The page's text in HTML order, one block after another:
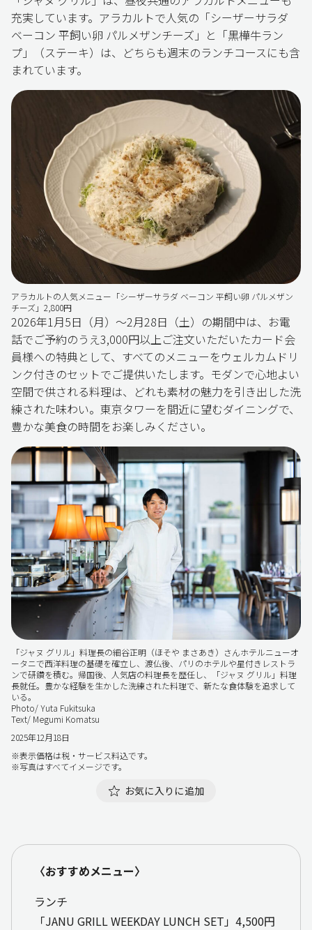
充実しています。アラカルトで人気の「シーザーサラダ
ベーコン 平飼い卵 パルメザンチーズ」と「黒樺牛ラン
プ」（ステーキ）は、どちらも週末のランチコースにも含
まれています。
アラカルトの人気メニュー「シーザーサラダ ベーコン 平飼い卵 パルメザン
チーズ」2,800円
2026年1月5日（月）～2月28日（土）の期間中は、お電
話でご予約のうえ3,000円以上ご注文いただいたカード会
員様への特典として、すべてのメニューをウェルカムドリ
ンク付きのセットでご提供いたします。モダンで心地よい
空間で供される料理は、どれも素材の魅力を引き出した洗
練された味わい。東京タワーを間近に望むダイニングで、
豊かな美食の時間をお楽しみください。
「ジャヌ グリル」料理長の細谷正明（ほそや まさあき）さんホテルニューオ
ータニで西洋料理の基礎を確立し、渡仏後、パリのホテルや星付きレストラ
ンで研鑽を積む。帰国後、人気店の料理長を歴任し、「ジャヌ グリル」料理
長就任。豊かな経験を生かした洗練された料理で、新たな食体験を追求して
いる。
Photo/ Yuta Fukitsuka
Text/ Megumi Komatsu
2025年12月18日
※表示価格は税・サービス料込です。
※写真はすべてイメージです。
お気に入りに追加
〈おすすめメニュー〉
ランチ
「JANU GRILL WEEKDAY LUNCH SET」4,500円